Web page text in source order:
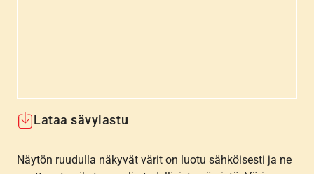
Lataa sävylastu
Näytön ruudulla näkyvät värit on luotu sähköisesti ja ne